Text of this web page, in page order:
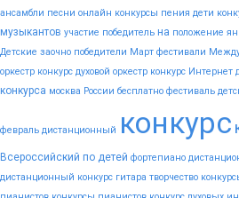
ансамбли песни онлайн конкурсы пения дети
музыкантов участие победитель на положение
Детские заочно победители Март фестивали
оркестр конкурс духовой оркестр конкурс Интернет
конкурса москва России бесплатно фестиваль
февраль дистанционный конкурс
Всероссийский по детей фортепиано
дистанционный конкурс гитара творчество